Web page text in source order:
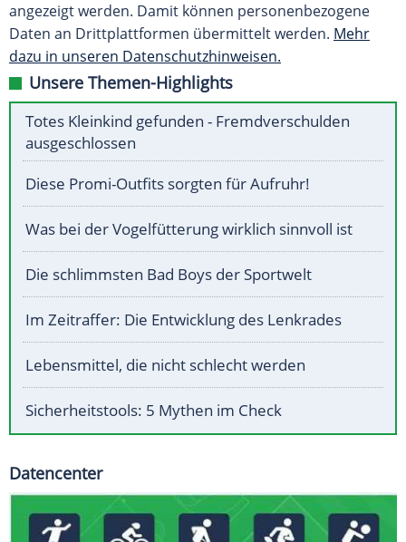
angezeigt werden. Damit können personenbezogene
Daten an Drittplattformen übermittelt werden. Mehr
dazu in unseren Datenschutzhinweisen.
Unsere Themen-Highlights
Totes Kleinkind gefunden - Fremdverschulden
ausgeschlossen
Diese Promi-Outfits sorgten für Aufruhr!
Was bei der Vogelfütterung wirklich sinnvoll ist
Die schlimmsten Bad Boys der Sportwelt
Im Zeitraffer: Die Entwicklung des Lenkrades
Lebensmittel, die nicht schlecht werden
Sicherheitstools: 5 Mythen im Check
Datencenter